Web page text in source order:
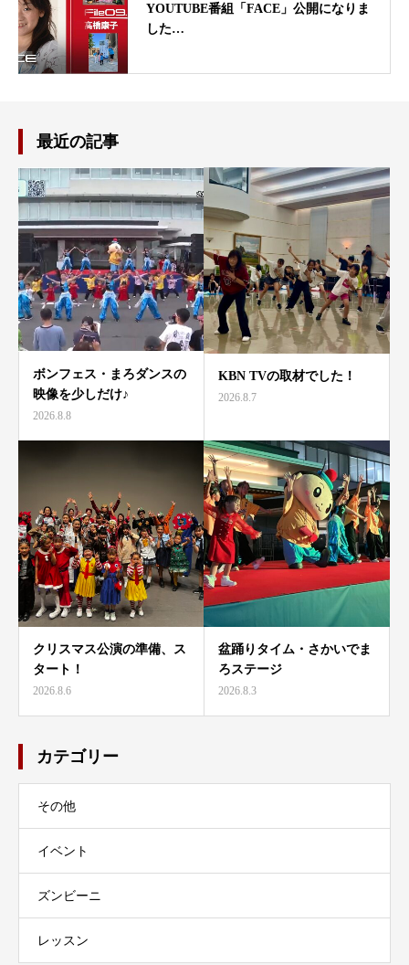
YOUTUBE番組「FACE」公開になりま
した…
最近の記事
ボンフェス・まろダンスの
映像を少しだけ♪
2026.8.8
KBN TVの取材でした！
2026.8.7
クリスマス公演の準備、ス
タート！
2026.8.6
盆踊りタイム・さかいでま
ろステージ
2026.8.3
カテゴリー
その他
イベント
ズンビーニ
レッスン